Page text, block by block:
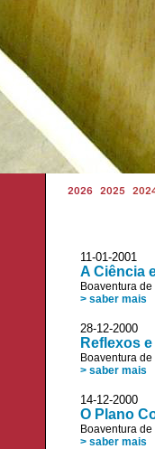
2026 2025
11-01-
A Ciência
Boaventura
> saber mais
28-12-
Reflexos
Boaventura
> saber mais
14-12-
O Plano
Boaventura
> saber mais